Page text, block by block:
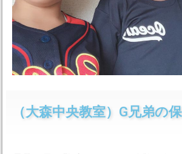
（大森中央教室）G兄弟の